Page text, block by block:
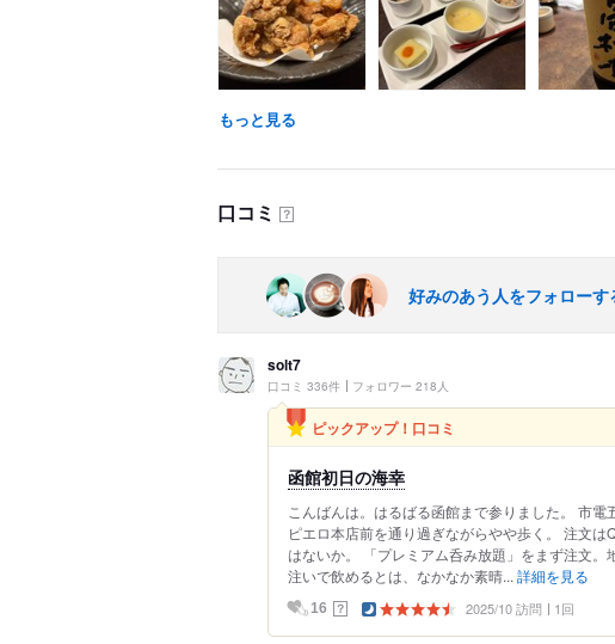
もっと見る
口コミ ？
好みのあう人をフォローす
solt7
口コミ 336件 フォロワー 218人
ピックアップ！口コミ
函館初日の海幸
こんばんは。はるばる函館まで参りました。 市
ピエロ本店前を通り過ぎながらやや歩く。 注文
はないか。 「プレミアム呑み放題」をまず注文
注いで飲めるとは、なかなか素晴... 詳細を見る
16 ？ 2025/10 訪問 1回